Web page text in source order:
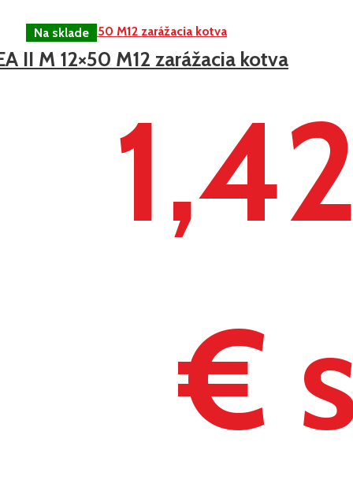
II M 12×50 M12 zarážacia kotva
€